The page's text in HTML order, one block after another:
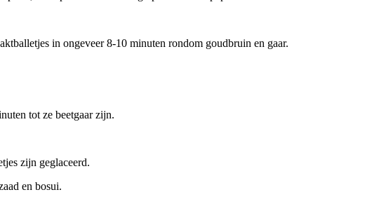
in ongeveer 8-10 minuten rondom goudbruin en gaar.
tot ze beetgaar zijn.
zijn geglaceerd.
en bosui.